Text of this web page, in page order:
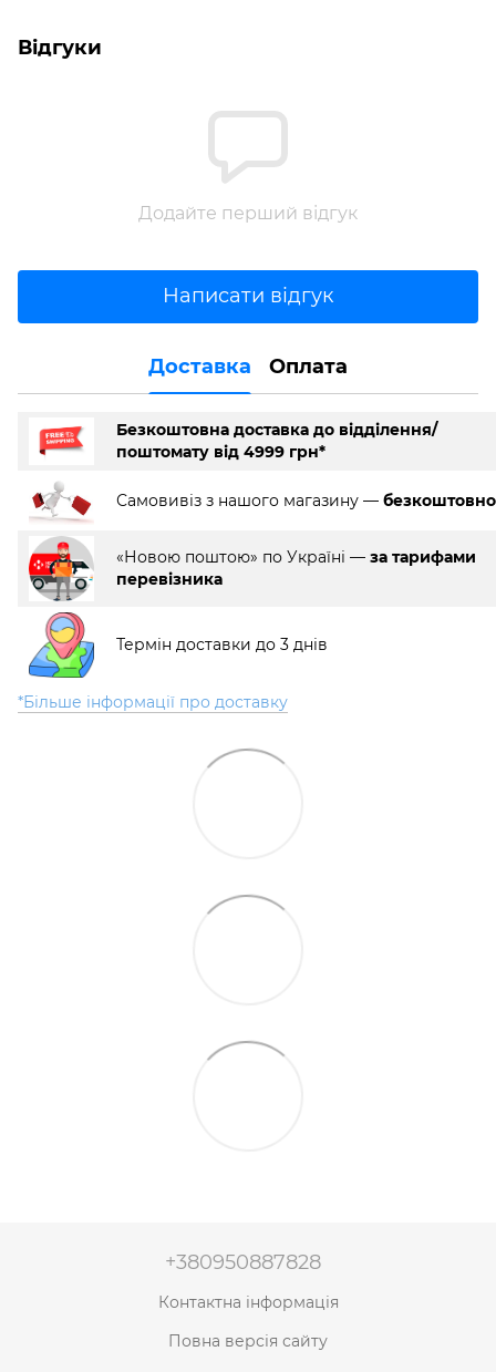
Відгуки
Додайте перший відгук
Написати відгук
Доставка Оплата
Безкоштовна доставка до відділення/
поштомату від 4999 грн*
Самовивіз з нашого магазину — безкоштовно
«Новою поштою» по Україні — за тарифами
перевізника
Термін доставки до 3 днів
*Більше інформації про доставку
+380950887828
Контактна інформація
Повна версія сайту